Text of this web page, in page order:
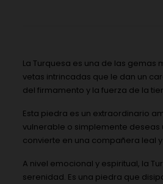
La Turquesa es una de las
vetas intrincadas que le dan un
del firmamento y la fuerza de la
Esta piedra es un extraordinario
vulnerable o simplemente deseas
convierte en una compañera leal
A nivel emocional y espiritual, la
serenidad. Es una piedra que